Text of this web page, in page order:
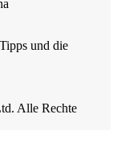
und die
Alle Rechte